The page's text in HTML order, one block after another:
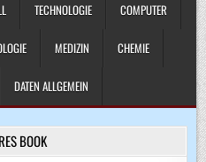
TECHNOLOGIE COMPUTER
MEDIZIN CHEMIE
DATEN ALLGEMEIN
BOOK